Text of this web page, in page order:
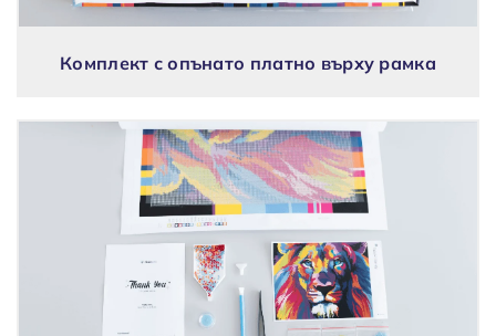
Комплект с опънато платно върху рамка